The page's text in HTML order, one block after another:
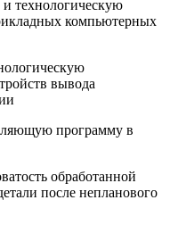
технологическую
компьютерных
вывода
программу в
обработанной
после непланового